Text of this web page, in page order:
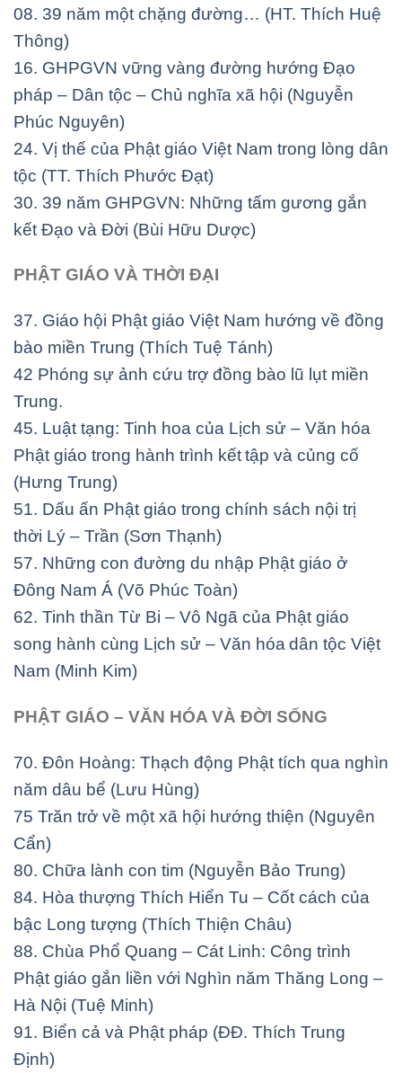
08. 39 năm một chặng đường… (HT. Thích Huệ
Thông)
16. GHPGVN vững vàng đường hướng Đạo
pháp – Dân tộc – Chủ nghĩa xã hội (Nguyễn
Phúc Nguyên)
24. Vị thế của Phật giáo Việt Nam trong lòng dân
tộc (TT. Thích Phước Đạt)
30. 39 năm GHPGVN: Những tấm gương gắn
kết Đạo và Đời (Bùi Hữu Dược)
PHẬT GIÁO VÀ THỜI ĐẠI
37. Giáo hội Phật giáo Việt Nam hướng về đồng
bào miền Trung (Thích Tuệ Tánh)
42 Phóng sự ảnh cứu trợ đồng bào lũ lụt miền
Trung.
45. Luật tạng: Tinh hoa của Lịch sử – Văn hóa
Phật giáo trong hành trình kếttập và củng cố
(Hưng Trung)
51. Dấu ấn Phật giáo trong chính sách nội trị
thời Lý – Trần (Sơn Thạnh)
57. Những con đường du nhập Phật giáo ở
Đông Nam Á (Võ Phúc Toàn)
62. Tinh thần Từ Bi – Vô Ngã của Phật giáo
song hành cùng Lịch sử – Văn hóa dân tộc Việt
Nam (Minh Kim)
PHẬT GIÁO – VĂN HÓA VÀ ĐỜI SỐNG
70. Đôn Hoàng: Thạch động Phật tích qua nghìn
năm dâu bể (Lưu Hùng)
75 Trăn trở về một xã hội hướng thiện (Nguyên
Cẩn)
80. Chữa lành con tim (Nguyễn Bảo Trung)
84. Hòa thượng Thích Hiển Tu – Cốt cách của
bậc Long tượng (Thích Thiện Châu)
88. Chùa Phổ Quang – Cát Linh: Công trình
Phật giáo gắn liền với Nghìn năm Thăng Long –
Hà Nội (Tuệ Minh)
91. Biển cả và Phật pháp (ĐĐ. Thích Trung
Định)